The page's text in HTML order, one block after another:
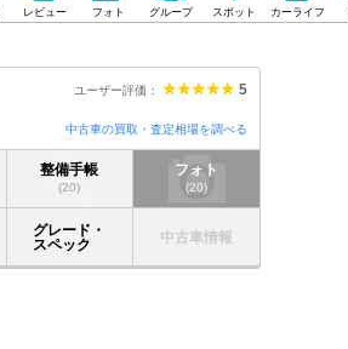
レビュー フォト グループ スポット カーライフ
ユーザー評価： 5
中古車の買取・査定相場を調べる
整備手帳
(20)
フォト
(20)
グレード・
スペック
中古車情報